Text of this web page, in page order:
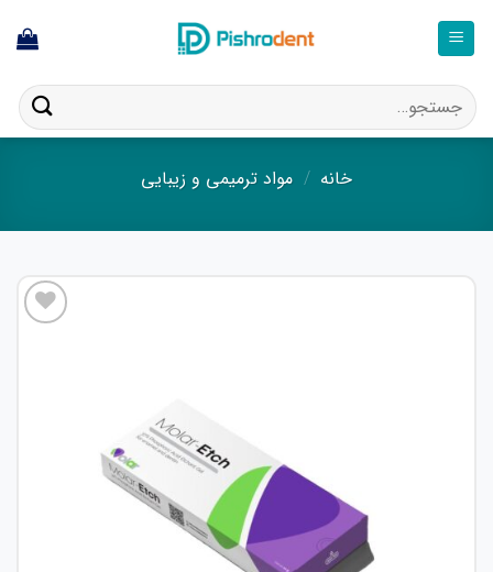
جستجو
برای:
خانه / مواد ترمیمی و زیبایی